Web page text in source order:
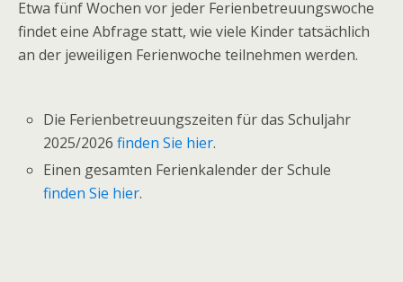
Etwa fünf Wochen vor jeder Ferienbetreuungswoche
findet eine Abfrage statt, wie viele Kinder tatsächlich
an der jeweiligen Ferienwoche teilnehmen werden.
Die Ferienbetreuungszeiten für das Schuljahr
2025/2026finden Sie hier.
Einen gesamten Ferienkalender der Schule
finden Sie hier.